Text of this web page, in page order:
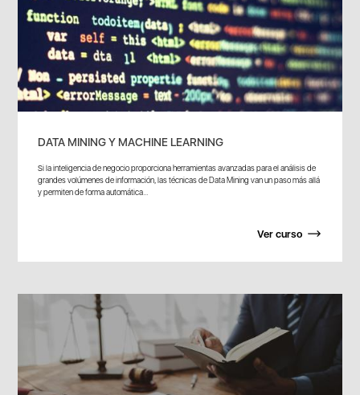
DATA MINING Y MACHINE LEARNING
Si la inteligencia de negocio proporciona herramientas avanzadas para el análisis de
grandes volúmenes de información, las técnicas de Data Mining van un paso más allá
y permiten de forma automática...
Ver curso